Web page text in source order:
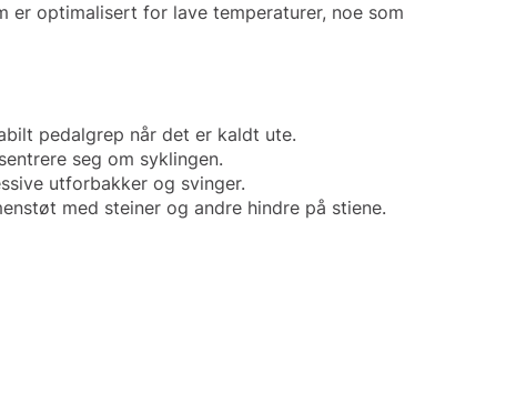
er optimalisert for lave temperaturer, noe som
pedalgrep når det er kaldt ute.
seg om syklingen.
utforbakker og svinger.
med steiner og andre hindre på stiene.